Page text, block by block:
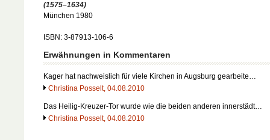
(1575–1634)
München 1980
ISBN: 3-87913-106-6
Erwähnungen in Kommentaren
Kager hat nachweislich für viele Kirchen in Augsburg gearbeite…
Christina Posselt, 04.08.2010
Das Heilig-Kreuzer-Tor wurde wie die beiden anderen innerstädt…
Christina Posselt, 04.08.2010